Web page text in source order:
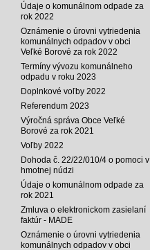
Údaje o komunálnom odpade za
rok 2022
Oznámenie o úrovni vytriedenia
komunálnych odpadov v obci
Veľké Borové za rok 2022
Termíny vývozu komunálneho
odpadu v roku 2023
Doplnkové voľby 2022
Referendum 2023
Výročná správa Obce Veľké
Borové za rok 2021
Voľby 2022
Dohoda č. 22/22/010/4 o pomoci v
hmotnej núdzi
Údaje o komunálnom odpade za
rok 2021
Zmluva o elektronickom zasielaní
faktúr - MADE
Oznámenie o úrovni vytriedenia
komunálnych odpadov v obci